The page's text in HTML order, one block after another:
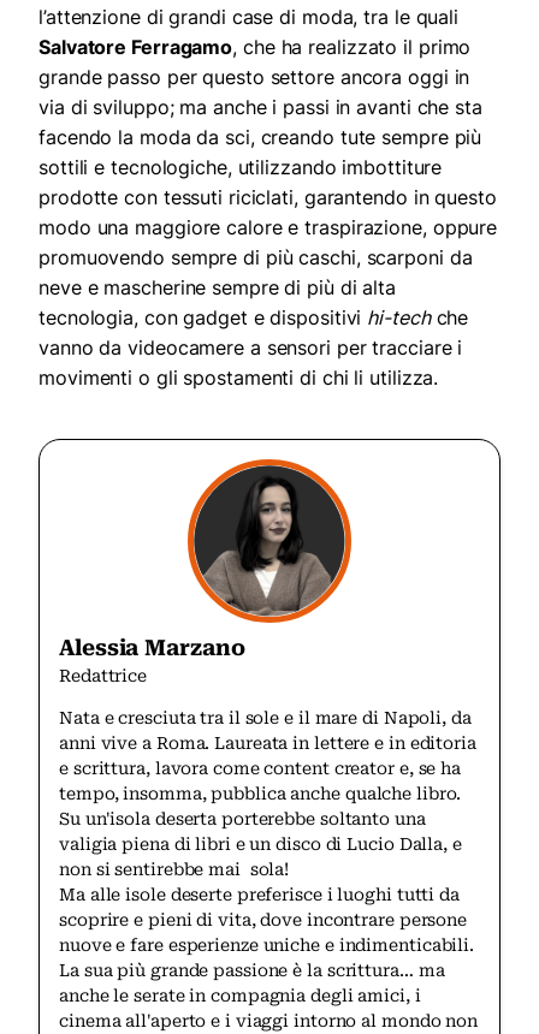
l’attenzione di grandi case di moda, tra le quali
Salvatore Ferragamo, che ha realizzato il primo
grande passo per questo settore ancora oggi in
via di sviluppo; ma anche i passi in avanti che sta
facendo la moda da sci, creando tute sempre più
sottili e tecnologiche, utilizzando imbottiture
prodotte con tessuti riciclati, garantendo in questo
modo una maggiore calore e traspirazione, oppure
promuovendo sempre di più caschi, scarponi da
neve e mascherine sempre di più di alta
tecnologia, con gadget e dispositivi hi-techche
vanno da videocamere a sensori per tracciare i
movimenti o gli spostamenti di chi li utilizza.
Alessia Marzano
Redattrice
Nata e cresciuta tra il sole e il mare di Napoli, da
anni vive a Roma. Laureata in lettere e in editoria
e scrittura, lavora come content creator e, se ha
tempo, insomma, pubblica anche qualche libro.
Su un'isola deserta porterebbe soltanto una
valigia piena di libri e un disco di Lucio Dalla, e
non si sentirebbe mai sola!
Ma alle isole deserte preferisce i luoghi tutti da
scoprire e pieni di vita, dove incontrare persone
nuove e fare esperienze uniche e indimenticabili.
La sua più grande passione è la scrittura… ma
anche le serate in compagnia degli amici, i
cinema all'aperto e i viaggi intorno al mondo non